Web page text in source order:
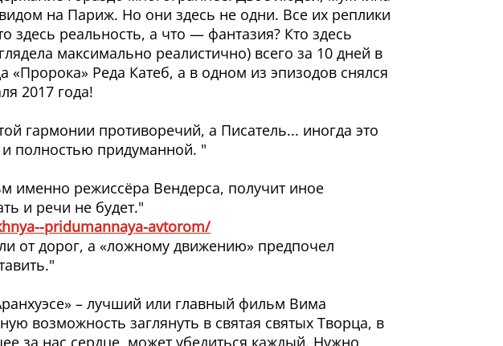
на Париж. Но они здесь не одни. Все их реплики
реальность, а что — фантазия? Кто здесь
максимально реалистично) всего за 10 дней в
Реда Катеб, а в одном из эпизодов снялся
2017 года!
гармонии противоречий, а Писатель... иногда это
и полностью придуманной. "
именно режиссёра Вендерса, получит иное
и речи не будет."
pridumannaya-avtorom/
от дорог, а «ложному движению» предпочел
– лучший или главный фильм Вима
возможность заглянуть в святая святых Творца, в
за нас сердце, может убедиться каждый. Нужно